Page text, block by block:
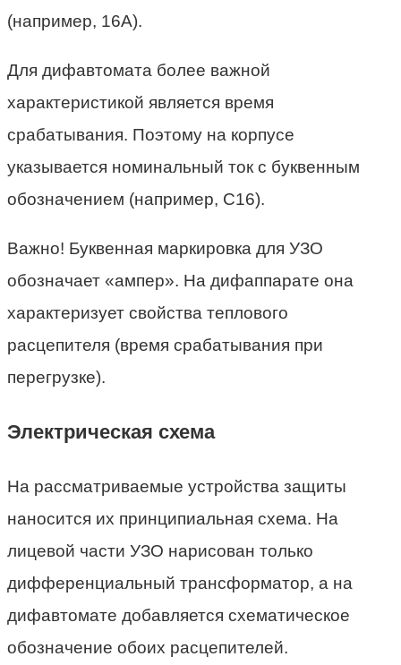
(например, 16A).
Для дифавтомата более важной
характеристикой является время
срабатывания. Поэтому на корпусе
указывается номинальный ток с буквенным
обозначением (например, C16).
Важно! Буквенная маркировка для УЗО
обозначает «ампер». На дифаппарате она
характеризует свойства теплового
расцепителя (время срабатывания при
перегрузке).
Электрическая схема
На рассматриваемые устройства защиты
наносится их принципиальная схема. На
лицевой части УЗО нарисован только
дифференциальный трансформатор, а на
дифавтомате добавляется схематическое
обозначение обоих расцепителей.